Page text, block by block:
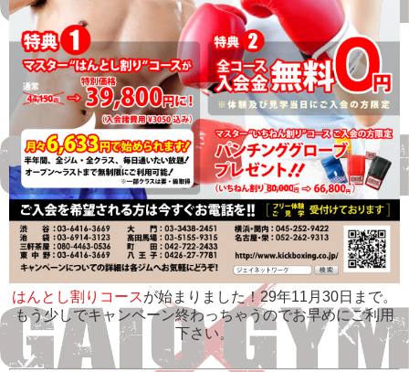
はんとし割りコースが始まりました！29年11月30日まで。
もう少しでキャンペーン終わっちゃうのでお早めにご利用
下さい。